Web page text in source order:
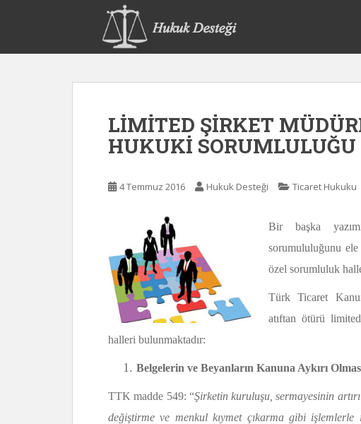
p
LİMİTED ŞİRKET
HUKUKİ SORUMLULUĞU
4 Temmuz 2016 Hukuk Desteği Ticaret Hukuku
Bir başka
sorumululuğunu ele
özel sorumluluk
Türk Ticaret
atıftan ötürü
halleri bulunmaktadır:
Belgelerin ve Beyanların Kanuna Aykırı
TTK madde 549: “Şirketin kuruluşu, sermayesinin
değiştirme ve menkul kıymet çıkarma gibi